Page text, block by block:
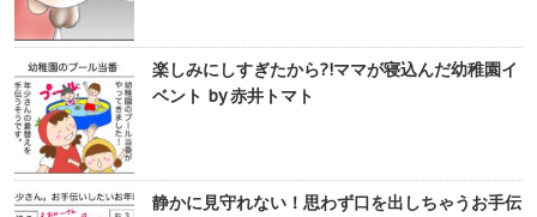
楽しみにしすぎたから?!ママが寝込んだ幼稚園イ
ベント by 赤井トマト
静かに見守れない！思わず口を出しちゃうお手伝